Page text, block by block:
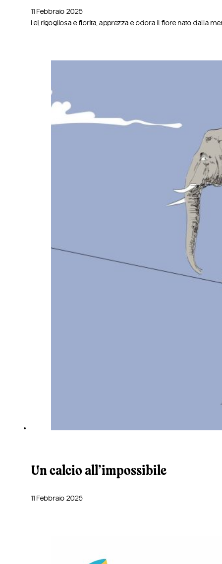
11 Febbraio 2026
Lei, rigogliosa e fiorita, apprezza e odora il fiore nato dalla
Un calcio all’impossibile
11 Febbraio 2026